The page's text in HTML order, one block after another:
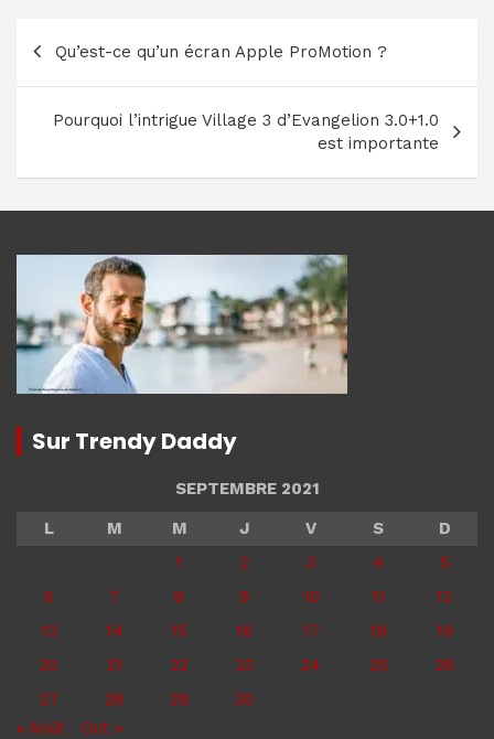
de
l’article
Qu’est-ce qu’un écran Apple ProMotion ?
Pourquoi l’intrigue Village 3 d’Evangelion 3.0+1.0
est importante
Sur Trendy Daddy
SEPTEMBRE 2021
L
M M J V S
D
1
2 3 4
5
6
7 8 9 10 11
12
13
14 15 16 17 18
19
20
21 22 23 24 25
26
27
28 29
30
« Août
Oct »